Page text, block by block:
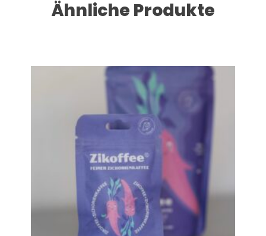
Ähnliche Produkte